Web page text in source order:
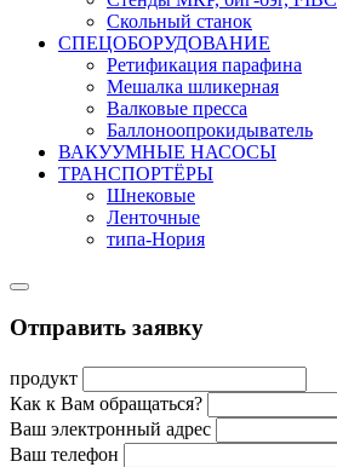
Скольный станок
СПЕЦОБОРУДОВАНИЕ
Ретификация парафина
Мешалка шликерная
Валковые пресса
Баллоноопрокидыватель
ВАКУУМНЫЕ НАСОСЫ
ТРАНСПОРТЁРЫ
Шнековые
Ленточные
типа-Нория
Отправить заявку
продукт
Как к Вам обращаться?
Ваш электронный адрес
Ваш телефон